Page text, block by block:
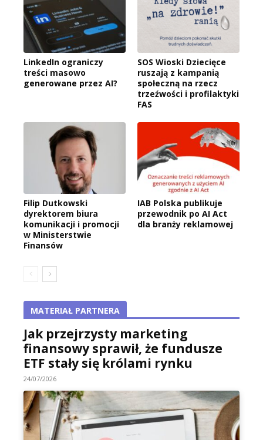
LinkedIn ograniczy
treści masowo
generowane przez AI?
SOS Wioski Dziecięce
ruszają z kampanią
społeczną na rzecz
trzeźwości i profilaktyki
FAS
Filip Dutkowski
dyrektorem biura
komunikacji i promocji
w Ministerstwie
Finansów
IAB Polska publikuje
przewodnik po AI Act
dla branży reklamowej
MATERIAŁ PARTNERA
Jak przejrzysty marketing
finansowy sprawił, że fundusze
ETF stały się królami rynku
24/07/2026